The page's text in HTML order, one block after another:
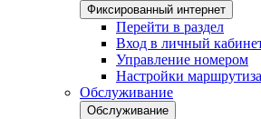
Фиксированный интернет
Перейти в раздел
Вход в личный
Управление номером
Настройки
Обслуживание
Обслуживание